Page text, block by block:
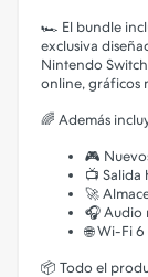
🏎️ El bundle
exclusiva
Nintendo
online, gráficos
🌈 Además
🎮
📺 Salida
🚀
🎧 Audio
🌐 Wi-Fi
📦 Todo el